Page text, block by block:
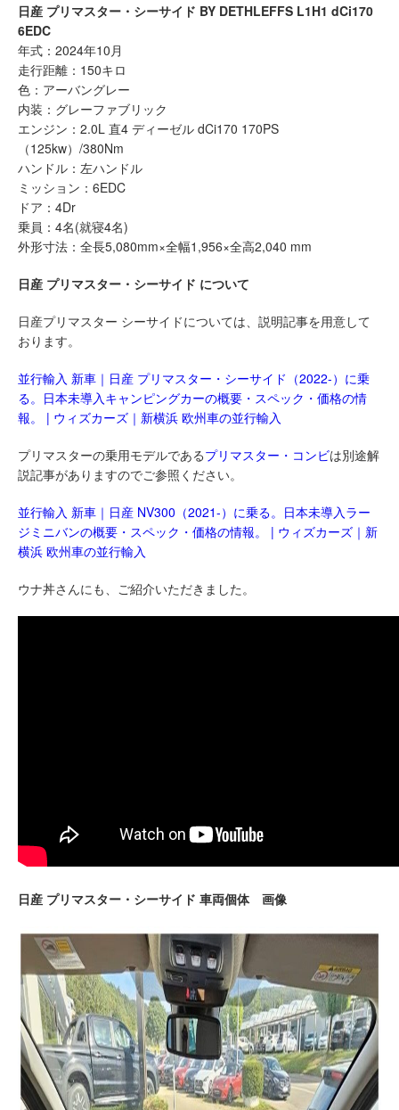
日産 プリマスター・シーサイド BY DETHLEFFS L1H1 dCi170
6EDC
年式：2024年10月
走行距離：150キロ
色：アーバングレー
内装：グレーファブリック
エンジン：2.0L 直4 ディーゼル dCi170 170PS
（125kw）/380Nm
ハンドル：左ハンドル
ミッション：6EDC
ドア：4Dr
乗員：4名(就寝4名)
外形寸法：全長5,080mm×全幅1,956×全高2,040 mm
日産 プリマスター・シーサイド について
日産プリマスター シーサイドについては、説明記事を用意して
おります。
並行輸入 新車｜日産 プリマスター・シーサイド（2022-）に乗
る。日本未導入キャンピングカーの概要・スペック・価格の情
報。 | ウィズカーズ｜新横浜 欧州車の並行輸入
プリマスターの乗用モデルであるプリマスター・コンビは別途解
説記事がありますのでご参照ください。
並行輸入 新車｜日産 NV300（2021-）に乗る。日本未導入ラー
ジミニバンの概要・スペック・価格の情報。 | ウィズカーズ｜新
横浜 欧州車の並行輸入
ウナ丼さんにも、ご紹介いただきました。
日産 プリマスター・シーサイド 車両個体 画像